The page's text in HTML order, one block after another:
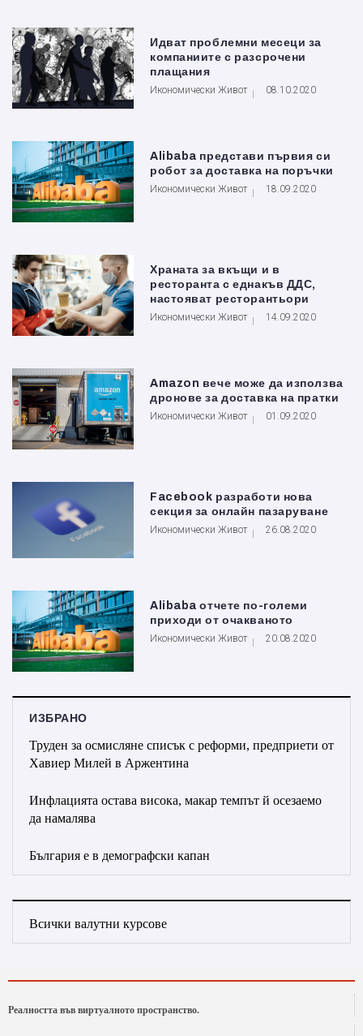
Идват проблемни месеци за
компаниите с разсрочени
плащания
Икономически Живот 08.10.2020
Alibaba представи първия си
робот за доставка на поръчки
Икономически Живот 18.09.2020
Храната за вкъщи и в
ресторанта с еднакъв ДДС,
настояват ресторантьори
Икономически Живот 14.09.2020
Amazon вече може да използва
дронове за доставка на пратки
Икономически Живот 01.09.2020
Facebook разработи нова
секция за онлайн пазаруване
Икономически Живот 26.08.2020
Alibaba отчете по-големи
приходи от очакваното
Икономически Живот 20.08.2020
ИЗБРАНО
Труден за осмисляне списък с реформи, предприети от
Хавиер Милей в Аржентина
Инфлацията остава висока, макар темпът й осезаемо
да намалява
България е в демографски капан
Всички валутни курсове
Реалността във виртуалното пространство.